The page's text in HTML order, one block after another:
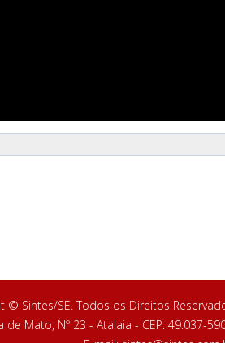
© Sintes/SE. Todos os Direitos
de Mato, Nº 23 - Atalaia - CEP: 49.037-